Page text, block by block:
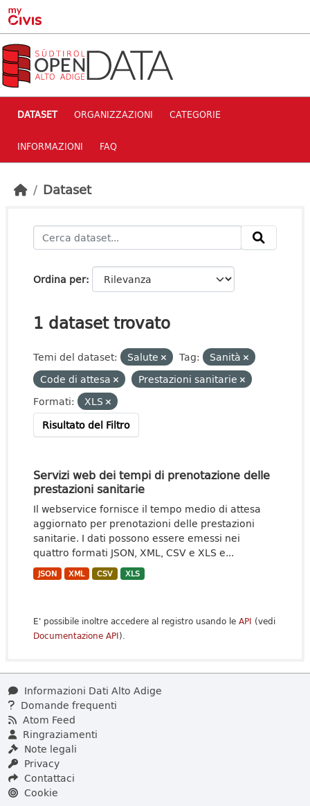
Skip to main content
DATASET ORGANIZZAZIONI CATEGORIE
INFORMAZIONI FAQ
Dataset
Ordina per
1 dataset trovato
Temi del dataset: Salute Tag:
Sanità
Code di attesa
Prestazioni sanitarie
Formati:
XLS
Risultato del Filtro
Servizi web dei tempi di prenotazione delle
prestazioni sanitarie
Il webservice fornisce il tempo medio di attesa
aggiornato per prenotazioni delle prestazioni
sanitarie. I dati possono essere emessi nei
quattro formati JSON, XML, CSV e XLS e...
JSON XML CSV XLS
E' possibile inoltre accedere al registro usando le API (vedi
Documentazione API).
Informazioni Dati Alto Adige
Domande frequenti
Atom Feed
Ringraziamenti
Note legali
Privacy
Contattaci
Cookie